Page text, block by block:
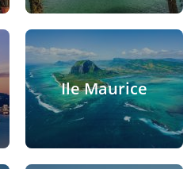
Ile Maurice